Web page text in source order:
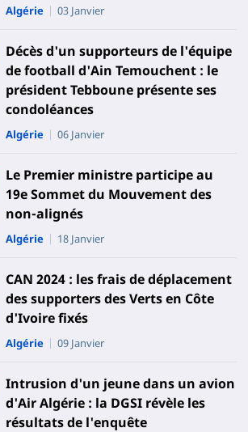
Algérie 03 Janvier
Décès d'un supporteurs de l'équipe
de football d'Ain Temouchent : le
président Tebboune présente ses
condoléances
Algérie 06 Janvier
Le Premier ministre participe au
19e Sommet du Mouvement des
non-alignés
Algérie 18 Janvier
CAN 2024 : les frais de déplacement
des supporters des Verts en Côte
d'Ivoire fixés
Algérie 09 Janvier
Intrusion d'un jeune dans un avion
d'Air Algérie : la DGSI révèle les
résultats de l'enquête